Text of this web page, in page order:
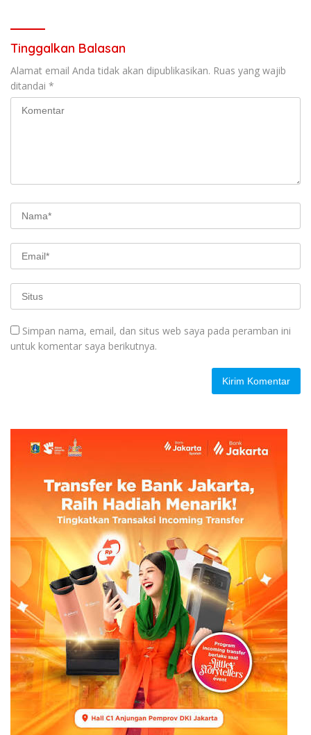
Tinggalkan Balasan
Alamat email Anda tidak akan dipublikasikan. Ruas yang wajib
ditandai *
Simpan nama, email, dan situs web saya pada peramban ini
untuk komentar saya berikutnya.